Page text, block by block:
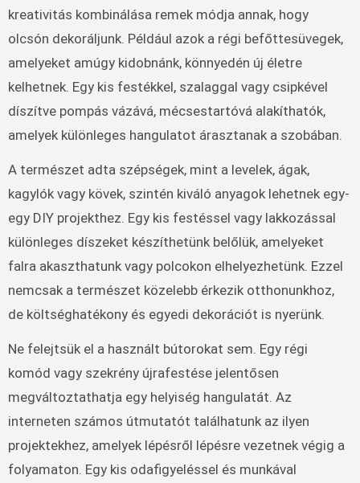
kreativitás kombinálása remek módja annak, hogy
olcsón dekoráljunk. Például azok a régi befőttesüvegek,
amelyeket amúgy kidobnánk, könnyedén új életre
kelhetnek. Egy kis festékkel, szalaggal vagy csipkével
díszítve pompás vázává, mécsestartóvá alakíthatók,
amelyek különleges hangulatot árasztanak a szobában.
A természet adta szépségek, mint a levelek, ágak,
kagylók vagy kövek, szintén kiváló anyagok lehetnek egy-
egy DIY projekthez. Egy kis festéssel vagy lakkozással
különleges díszeket készíthetünk belőlük, amelyeket
falra akaszthatunk vagy polcokon elhelyezhetünk. Ezzel
nemcsak a természet közelebb érkezik otthonunkhoz,
de költséghatékony és egyedi dekorációt is nyerünk.
Ne felejtsük el a használt bútorokat sem. Egy régi
komód vagy szekrény újrafestése jelentősen
megváltoztathatja egy helyiség hangulatát. Az
interneten számos útmutatót találhatunk az ilyen
projektekhez, amelyek lépésről lépésre vezetnek végig a
folyamaton. Egy kis odafigyeléssel és munkával